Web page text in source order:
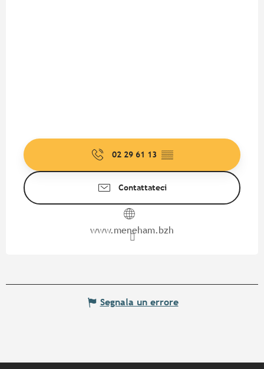
02 29 61 13 ▒▒
Contattateci
www.meneham.bzh
Segnala un errore